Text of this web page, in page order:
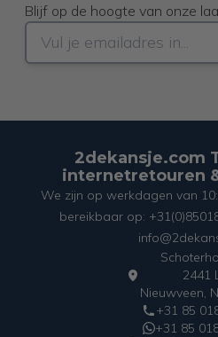
Blijf op de hoogte van onze
2dekansje.com
internetretouren
We zijn op werkdagen van
bereikbaar op:
2441
Nieuwveen,
+31 85
+31 85